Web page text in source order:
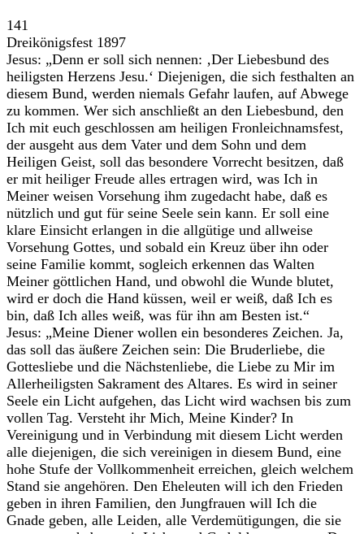
141
Dreikönigsfest 1897
Jesus: „Denn er soll sich nennen: ‚Der Liebesbund des
heiligsten Herzens Jesu.‘ Diejenigen, die sich festhalten an
diesem Bund, werden niemals Gefahr laufen, auf Abwege
zu kommen. Wer sich anschließt an den Liebesbund, den
Ich mit euch geschlossen am heiligen Fronleichnamsfest,
der ausgeht aus dem Vater und dem Sohn und dem
Heiligen Geist, soll das besondere Vorrecht besitzen, daß
er mit heiliger Freude alles ertragen wird, was Ich in
Meiner weisen Vorsehung ihm zugedacht habe, daß es
nützlich und gut für seine Seele sein kann. Er soll eine
klare Einsicht erlangen in die allgütige und allweise
Vorsehung Gottes, und sobald ein Kreuz über ihn oder
seine Familie kommt, sogleich erkennen das Walten
Meiner göttlichen Hand, und obwohl die Wunde blutet,
wird er doch die Hand küssen, weil er weiß, daß Ich es
bin, daß Ich alles weiß, was für ihn am Besten ist.“
Jesus: „Meine Diener wollen ein besonderes Zeichen. Ja,
das soll das äußere Zeichen sein: Die Bruderliebe, die
Gottesliebe und die Nächstenliebe, die Liebe zu Mir im
Allerheiligsten Sakrament des Altares. Es wird in seiner
Seele ein Licht aufgehen, das Licht wird wachsen bis zum
vollen Tag. Versteht ihr Mich, Meine Kinder? In
Vereinigung und in Verbindung mit diesem Licht werden
alle diejenigen, die sich vereinigen in diesem Bund, eine
hohe Stufe der Vollkommenheit erreichen, gleich welchem
Stand sie angehören. Den Eheleuten will ich den Frieden
geben in ihren Familien, den Jungfrauen will Ich die
Gnade geben, alle Leiden, alle Verdemütigungen, die sie